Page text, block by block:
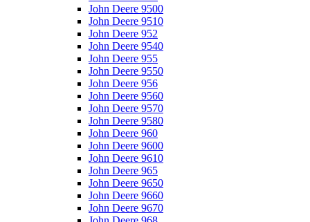
John Deere 9500
John Deere 9510
John Deere 952
John Deere 9540
John Deere 955
John Deere 9550
John Deere 956
John Deere 9560
John Deere 9570
John Deere 9580
John Deere 960
John Deere 9600
John Deere 9610
John Deere 965
John Deere 9650
John Deere 9660
John Deere 9670